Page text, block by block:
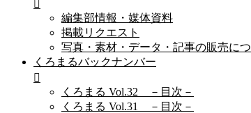
編集部情報・媒体資料
掲載リクエスト
写真・素材・データ・記事の販売に
くろまるバックナンバー
くろまる Vol.32 －目次－
くろまる Vol.31 －目次－